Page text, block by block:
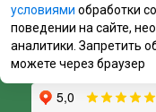
условиями обработки
поведении на сайте,
аналитики. Запретить
можете через браузер